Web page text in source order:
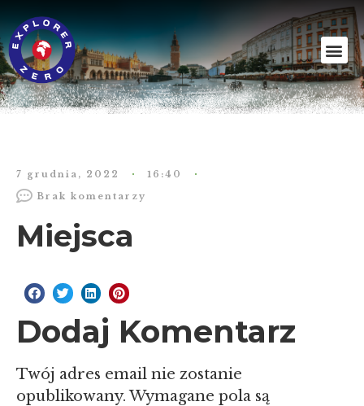
7 grudnia, 2022
16:40
Brak komentarzy
Miejsca
Dodaj Komentarz
Twój adres email nie zostanie
opublikowany. Wymagane pola są